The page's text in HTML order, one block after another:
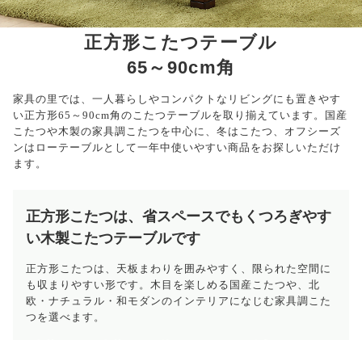
正方形こたつテーブル
65～90cm角
家具の里では、一人暮らしやコンパクトなリビングにも置きやす
い正方形65～90cm角のこたつテーブルを取り揃えています。国産
こたつや木製の家具調こたつを中心に、冬はこたつ、オフシーズ
ンはローテーブルとして一年中使いやすい商品をお探しいただけ
ます。
正方形こたつは、省スペースでもくつろぎやす
い木製こたつテーブルです
正方形こたつは、天板まわりを囲みやすく、限られた空間に
も収まりやすい形です。木目を楽しめる国産こたつや、北
欧・ナチュラル・和モダンのインテリアになじむ家具調こた
つを選べます。